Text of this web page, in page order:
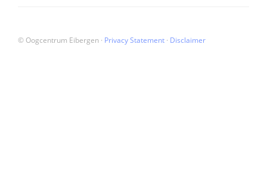
© Oogcentrum Eibergen · Privacy Statement · Disclaimer